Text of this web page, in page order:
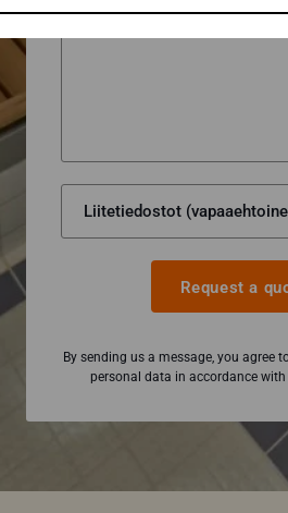
Request a
By sending us a message, you agree
personal data in accordance with